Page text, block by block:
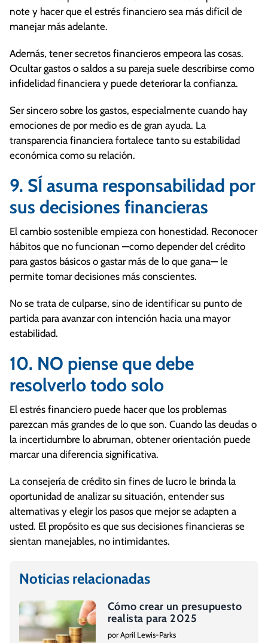
note y hacer que el estrés financiero sea más difícil de
manejar más adelante.
Además, tener secretos financieros empeora las cosas.
Ocultar gastos o saldos a su pareja suele describirse como
infidelidad financiera y puede deteriorar la confianza.
Ser sincero sobre los gastos, especialmente cuando hay
emociones de por medio es de gran ayuda. La
transparencia financiera fortalece tanto su estabilidad
económica como su relación.
9. SÍ asuma responsabilidad por
sus decisiones financieras
El cambio sostenible empieza con honestidad. Reconocer
hábitos que no funcionan —como depender del crédito
para gastos básicos o gastar más de lo que gana— le
permite tomar decisiones más conscientes.
No se trata de culparse, sino de identificar su punto de
partida para avanzar con intención hacia una mayor
estabilidad.
10. NO piense que debe
resolverlo todo solo
El estrés financiero puede hacer que los problemas
parezcan más grandes de lo que son. Cuando las deudas o
la incertidumbre lo abruman, obtener orientación puede
marcar una diferencia significativa.
La consejería de crédito sin fines de lucro le brinda la
oportunidad de analizar su situación, entender sus
alternativas y elegir los pasos que mejor se adapten a
usted. El propósito es que sus decisiones financieras se
sientan manejables, no intimidantes.
Noticias relacionadas
Cómo crear un presupuesto
realista para 2025
por April Lewis-Parks